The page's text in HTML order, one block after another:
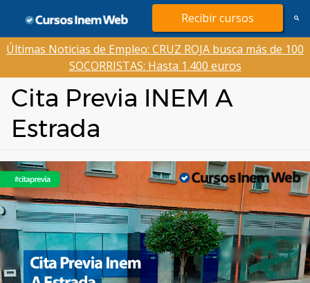
contenido
Recibir cursos
Últimas Noticias de Empleo: CRUZ ROJA busca más de 100
SOCORRISTAS: Hasta 1.400 euros
Cita Previa INEM A
Estrada